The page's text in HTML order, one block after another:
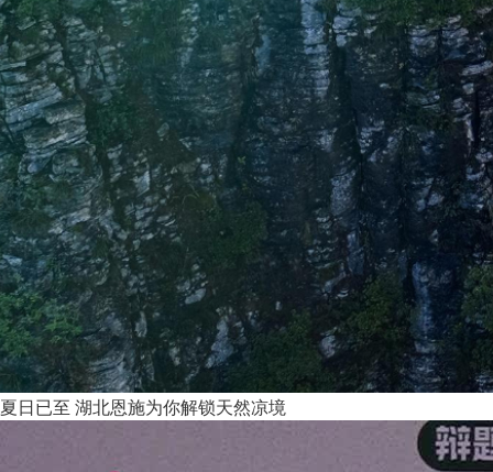
夏日已至 湖北恩施为你解锁天然凉境